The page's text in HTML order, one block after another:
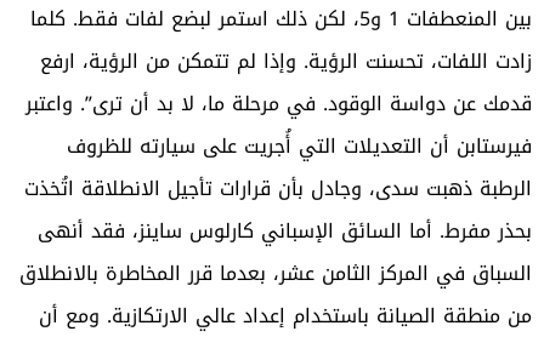
بين المنعطفات 1 و5، لكن ذلك استمر لبضع لفات فقط. كلما
زادت اللفات، تحسنت الرؤية. وإذا لم تتمكن من الرؤية، ارفع
قدمك عن دواسة الوقود. في مرحلة ما، لا بد أن ترى”. واعتبر
فيرستابن أن التعديلات التي أُجريت على سيارته للظروف
الرطبة ذهبت سدى، وجادل بأن قرارات تأجيل الانطلاقة اتُخذت
بحذر مفرط. أما السائق الإسباني كارلوس ساينز، فقد أنهى
السباق في المركز الثامن عشر، بعدما قرر المخاطرة بالانطلاق
من منطقة الصيانة باستخدام إعداد عالي الارتكازية. ومع أن